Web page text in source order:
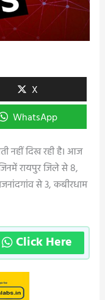
X
WhatsApp
नहीं दिख रही है। आज
रायपुर जिले से 8,
से 3, कबीरधाम
Click Here